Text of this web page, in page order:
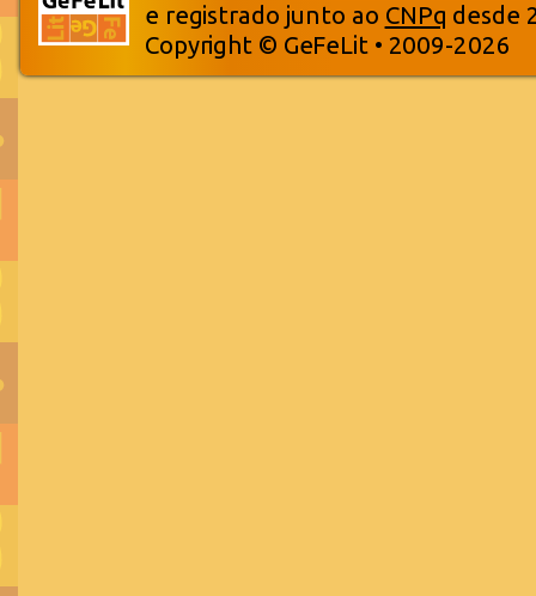
e registrado junto ao CNPq desde
Copyright © GeFeLit • 2009-2026